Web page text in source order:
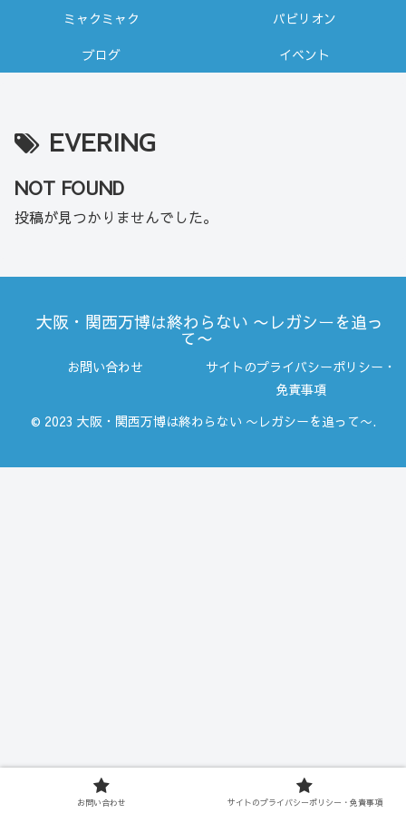
ミャクミャク
パビリオン
ブログ
イベント
EVERING
NOT FOUND
投稿が見つかりませんでした。
大阪・関西万博は終わらない 〜レガシーを追っ
て〜
お問い合わせ
サイトのプライバシーポリシー・
免責事項
© 2023 大阪・関西万博は終わらない 〜レガシーを追って〜.
お問い合わせ サイトのプライバシーポリシー・免責事項